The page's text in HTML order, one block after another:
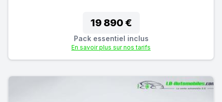
19 890 €
Pack essentiel inclus
En savoir plus sur nos tarifs